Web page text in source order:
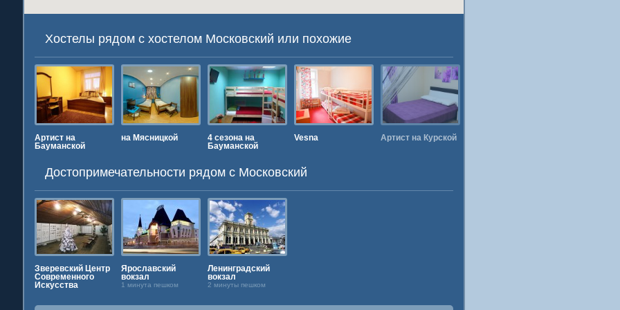
Хостелы рядом с хостелом Московский или похожие
Артист на
Бауманской
на Мясницкой
4 сезона на
Бауманской
Vesna Артист на Курской
Достопримечательности рядом c Московский
Зверевский Центр
Современного
Искусства
Ярославский
вокзал
1 минута пешком
Ленинградский
вокзал
2 минуты пешком